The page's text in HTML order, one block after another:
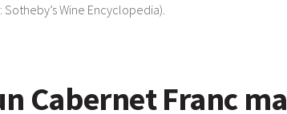
Wine Encyclopedia).
Cabernet Franc